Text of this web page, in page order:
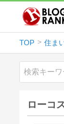
TOP 住ま
ローコ